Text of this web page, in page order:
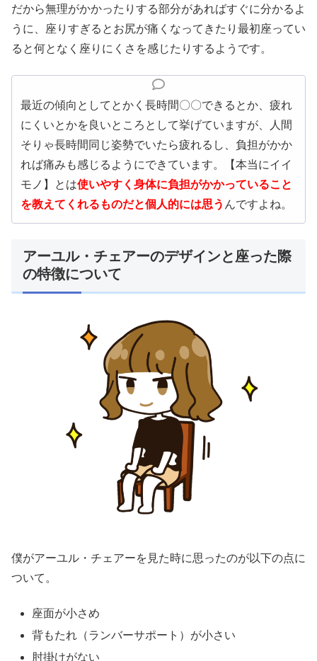
だから無理がかかったりする部分があればすぐに分かるよ
うに、座りすぎるとお尻が痛くなってきたり最初座ってい
ると何となく座りにくさを感じたりするようです。
最近の傾向としてとかく長時間〇〇できるとか、疲れ
にくいとかを良いところとして挙げていますが、人間
そりゃ長時間同じ姿勢でいたら疲れるし、負担がかか
れば痛みも感じるようにできています。【本当にイイ
モノ】とは使いやすく身体に負担がかかっていること
を教えてくれるものだと個人的には思う んですよね。
アーユル・チェアーのデザインと座った際
の特徴について
僕がアーユル・チェアーを見た時に思ったのが以下の点に
ついて。
座面が小さめ
背もたれ（ランバーサポート）が小さい
肘掛けがない